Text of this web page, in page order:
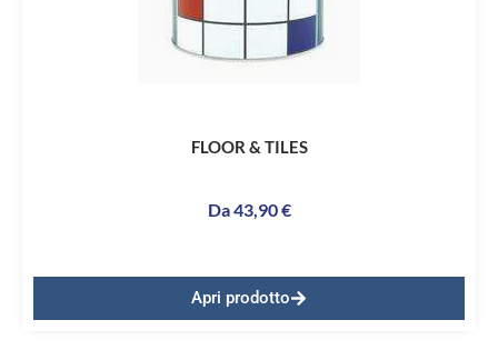
FLOOR & TILES
Da43,90€
Apri prodotto